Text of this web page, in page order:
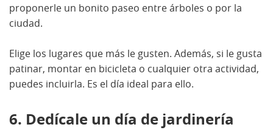
proponerle un bonito paseo entre árboles o por la
ciudad.
Elige los lugares que más le gusten. Además, si le gusta
patinar, montar en bicicleta o cualquier otra actividad,
puedes incluirla. Es el día ideal para ello.
6. Dedícale un día de jardinería